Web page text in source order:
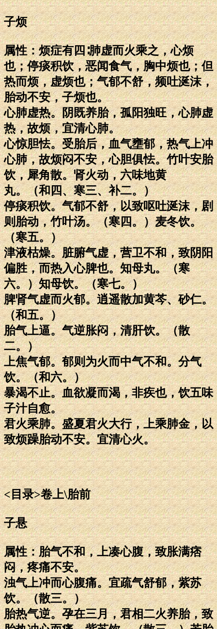
子烦
属性：烦症有四∶肺虚而火乘之，心烦
也；停痰积饮，恶闻食气，胸中烦也；但
热而烦，虚烦也；气郁不舒，频吐涎沫，
胎动不安，子烦也。
心肺虚热。阴既养胎，孤阳独旺，心肺虚
热，故烦，宜清心肺。
心惊胆怯。受胎后，血气壅郁，热气上冲
心肺，故烦闷不安，心胆俱怯。竹叶安胎
饮，犀角散。肾火动，六味地黄
丸。（和四、寒三、补二。）
停痰积饮。气郁不舒，以致呕吐涎沫，剧
则胎动，竹叶汤。（寒四。）麦冬饮。
（寒五。）
津液枯燥。脏腑气虚，营卫不和，致阴阳
偏胜，而热入心脾也。知母丸。（寒
六。）知母饮。（寒七。）
脾肾气虚而火郁。逍遥散加黄芩、砂仁。
（和五。）
胎气上逼。气逆胀闷，清肝饮。（散
二。）
上焦气郁。郁则为火而中气不和。分气
饮。（和六。）
暴渴不止。血欲凝而渴，非疾也，饮五味
子汁自愈。
君火乘肺。盛夏君火大行，上乘肺金，以
致烦躁胎动不安。宜清心火。
<目录>卷上\胎前
子悬
属性：胎气不和，上凑心腹，致胀满痞
闷，疼痛不安。
浊气上冲而心腹痛。宜疏气舒郁，紫苏
饮。（散三。）
胎热气逆。孕在三月，君相二火养胎，致